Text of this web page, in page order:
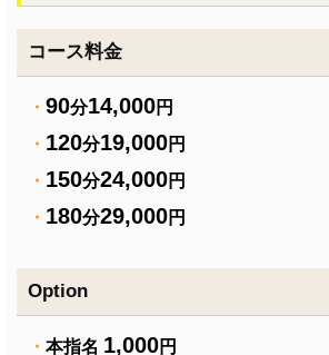
コース料金
・ 90分14,000円
・ 120分19,000円
・ 150分24,000円
・ 180分29,000円
Option
・ 本指名 1,000円